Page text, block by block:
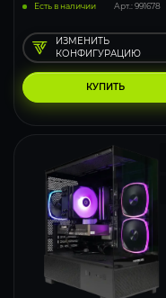
Есть в наличии Арт.: 991678
КУПИТЬ
ИЗМЕНИТЬ
КОНФИГУРАЦИЮ